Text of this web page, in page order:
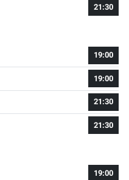
21:30
19:00
19:00
21:30
21:30
19:00